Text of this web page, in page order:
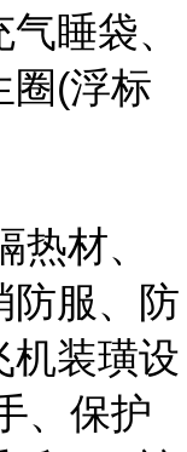
睡袋、
圈(浮标
材、
防服、防
机装璜设
、保护